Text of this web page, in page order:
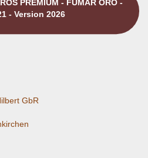
PREMIUM - FUMAR ORO -
- Version 2026
GbR